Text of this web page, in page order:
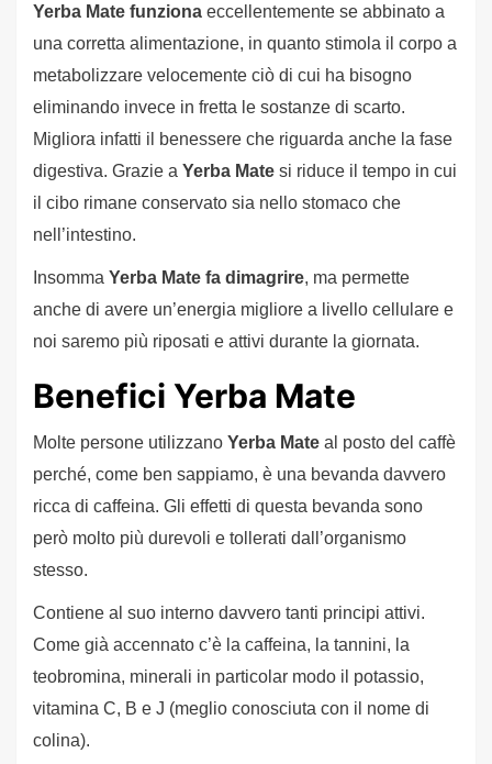
Yerba Mate funziona eccellentemente se abbinato a
una corretta alimentazione, in quanto stimola il corpo a
metabolizzare velocemente ciò di cui ha bisogno
eliminando invece in fretta le sostanze di scarto.
Migliora infatti il benessere che riguarda anche la fase
digestiva. Grazie a Yerba Mate si riduce il tempo in cui
il cibo rimane conservato sia nello stomaco che
nell’intestino.
Insomma Yerba Mate fa dimagrire, ma permette
anche di avere un’energia migliore a livello cellulare e
noi saremo più riposati e attivi durante la giornata.
Benefici Yerba Mate
Molte persone utilizzano Yerba Mate al posto del caffè
perché, come ben sappiamo, è una bevanda davvero
ricca di caffeina. Gli effetti di questa bevanda sono
però molto più durevoli e tollerati dall’organismo
stesso.
Contiene al suo interno davvero tanti principi attivi.
Come già accennato c’è la caffeina, la tannini, la
teobromina, minerali in particolar modo il potassio,
vitamina C, B e J (meglio conosciuta con il nome di
colina).